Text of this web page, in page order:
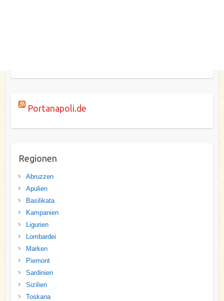
Portanapoli.de
Regionen
Abruzzen
Apulien
Basilikata
Kampanien
Ligurien
Lombardei
Marken
Piemont
Sardinien
Sizilien
Toskana